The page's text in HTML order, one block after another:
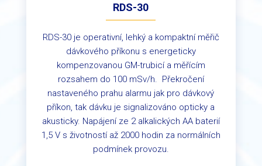
RDS-30
RDS-30 je operativní, lehký a kompaktní měřič
dávkového příkonu s energeticky
kompenzovanou GM-trubicí a měřícím
rozsahem do 100 mSv/h.
Překročení
nastaveného prahu alarmu jak pro dávkový
příkon, tak dávku je signalizováno opticky a
akusticky. Napájení ze 2 alkalických AA baterií
1,5 V s životností až 2000 hodin za normálních
podmínek provozu.